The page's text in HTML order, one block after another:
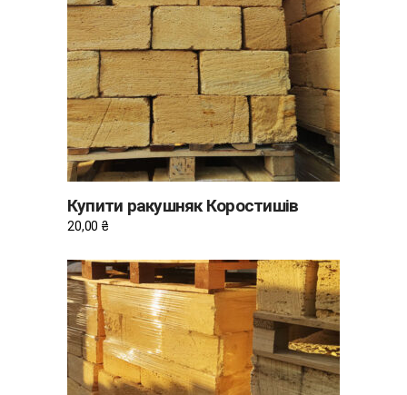
ДОДАТИ В КОШИК
Купити ракушняк Коростишів
20,00 ₴